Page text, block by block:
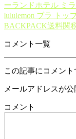
ーランドホテル ミ
lululemon ブラ トッ
BACKPACK送料関
コメント一覧
この記事にコメント
メールアドレスが
コメント